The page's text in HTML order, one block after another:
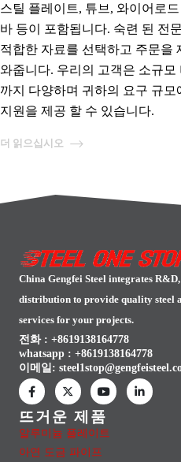
스틸 플레이트, 튜브, 와이어로
바 등이 포함됩니다. 숙련 된 전
적합한 자료를 선택하고 주문을
와줍니다. 우리의 고객은 소규모
까지 다양하며 귀하의 요구 규
지원을 제공 할 수 있습니다.
더 읽으십시오
China Gengfei Steel integrates
distribution to provide quality steel
services for your projects.
전화 : +8619138164778
whatsapp : +8619138164778
이메일:
뜨거운 제품
알루미늄 플레이트
아연 도금 파이프